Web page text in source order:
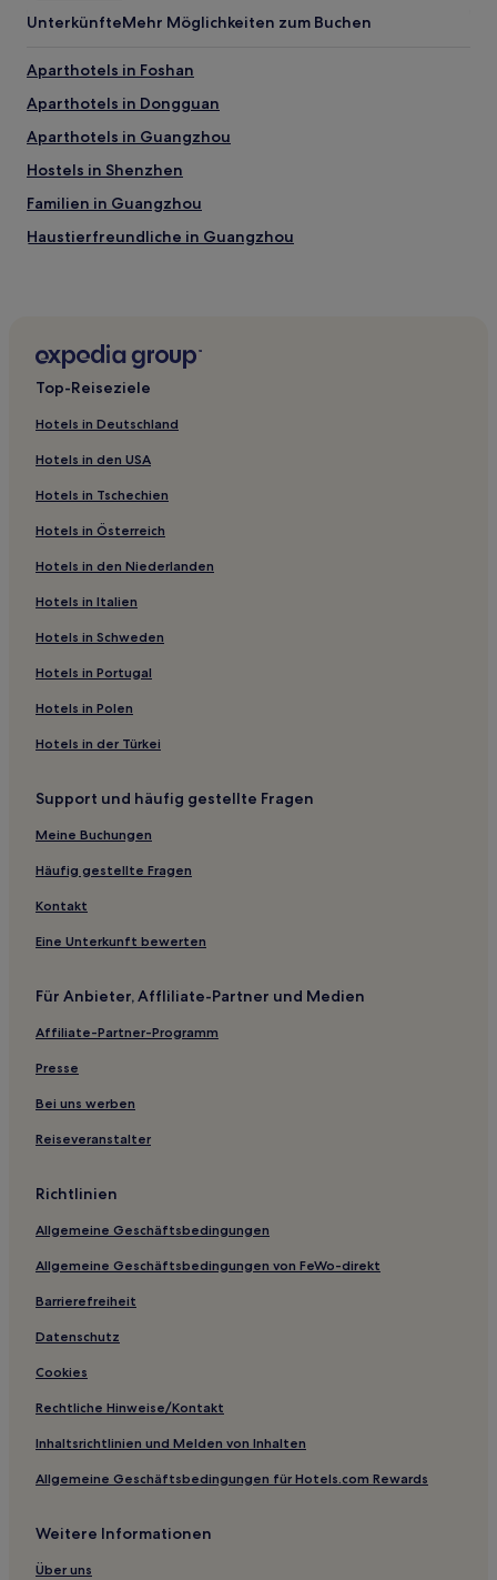
UnterkünfteMehr Möglichkeiten zum Buchen
Aparthotels in Foshan
Aparthotels in Dongguan
Aparthotels in Guangzhou
Hostels in Shenzhen
Familien in Guangzhou
Haustierfreundliche in Guangzhou
Günstige in Dongguan
Luxus in Dongguan
Hotels mit Fitnessbereich in Dongguan
Hotels mit Pool in Dongguan
Hotels mit Parkplatz in Dongguan
Hotels mit Wellnessbereich in Dongguan
Hotels mit Parkplatz in Humen
Hotels mit Fitnessbereich in Humen
Günstige nahe Shenzhen Lianhuashan Park
Golf in Zhuhai
Luxus in Zhuhai
Familien in Zhuhai
Hotels mit Parkplatz in Shenzhen
Haustierfreundliche in Shenzhen
Luxus in Houjie
Hotels mit Parkplatz in Houjie
Günstige in Bao'an
Hotels mit Wellnessbereich in Bao'an
Luxus in Bao'an
Familien in Bao'an
Business in Bao'an
Hotels mit inbegriffenem Frühstück in Foshan
Günstige in Foshan
Günstige in Huanshi Dong Lu
Hotels mit Parkplatz in Huanshi Dong Lu
Hotels mit Parkplatz in Tangxia
Hotels mit Parkplatz in Daliang
Hotels mit Pool in Nansha
Familien in Nansha
Familien in Chancheng
Hotels mit Fitnessbereich in Chancheng
Lgbtqia-Freundliche in Guangdong
Top-Reiseziele
Hotels in Deutschland
Hotels in den USA
Hotels in Tschechien
Hotels in Österreich
Hotels in den Niederlanden
Hotels in Italien
Hotels in Schweden
Hotels in Portugal
Hotels in Polen
Hotels in der Türkei
Support und häufig gestellte Fragen
Meine Buchungen
Häufig gestellte Fragen
Kontakt
Eine Unterkunft bewerten
Für Anbieter, Affliliate-Partner und Medien
Affiliate-Partner-Programm
Presse
Bei uns werben
Reiseveranstalter
Richtlinien
Allgemeine Geschäftsbedingungen
Allgemeine Geschäftsbedingungen von FeWo-direkt
Barrierefreiheit
Datenschutz
Cookies
Rechtliche Hinweise/Kontakt
Inhaltsrichtlinien und Melden von Inhalten
Allgemeine Geschäftsbedingungen für Hotels.com Rewards
Weitere Informationen
Über uns